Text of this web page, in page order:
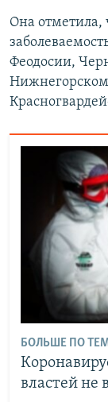
Она отметила,
Феодосии,
БОЛЬШЕ ПО
властей не